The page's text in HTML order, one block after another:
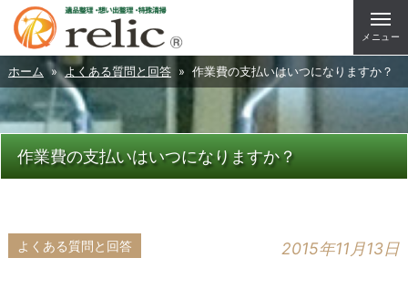
メニュー
ホーム »よくある質問と回答» 作業費の支払いはいつになりますか？
作業費の支払いはいつになりますか？
よくある質問と回答 2015年11月13日